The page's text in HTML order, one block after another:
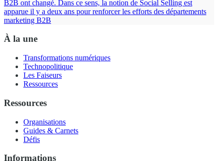
B2B ont changé. Dans ce sens, la notion de Social Selling est
apparue il y a deux ans pour renforcer les efforts des départements
marketing B2B
À la une
Transformations numériques
Technopolitique
Les Faiseurs
Ressources
Ressources
Organisations
Guides & Carnets
Défis
Informations